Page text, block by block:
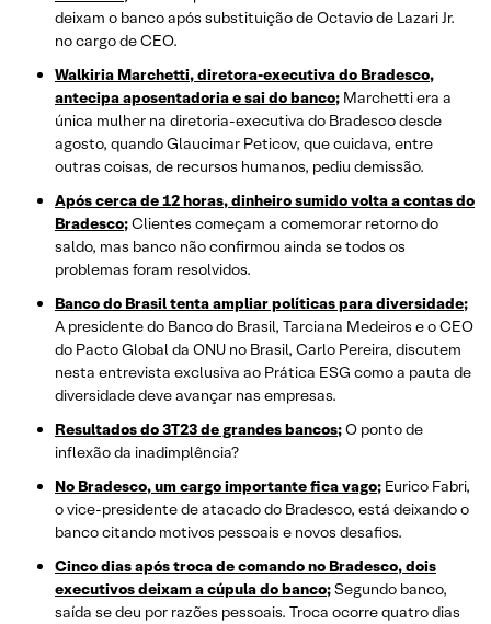
deixam o banco após substituição de Octavio de Lazari Jr.
no cargo de CEO.
Walkiria Marchetti, diretora-executiva do Bradesco,
antecipa aposentadoria e sai do banco; Marchetti era a
única mulher na diretoria-executiva do Bradesco desde
agosto, quando Glaucimar Peticov, que cuidava, entre
outras coisas, de recursos humanos, pediu demissão.
Após cerca de 12 horas, dinheiro sumido volta a contas do
Bradesco;Clientes começam a comemorar retorno do
saldo, mas banco não confirmou ainda se todos os
problemas foram resolvidos.
Banco do Brasil tenta ampliar políticas para diversidade;
A presidente do Banco do Brasil, Tarciana Medeiros e o CEO
do Pacto Global da ONU no Brasil, Carlo Pereira, discutem
nesta entrevista exclusiva ao Prática ESG como a pauta de
diversidade deve avançar nas empresas.
Resultados do 3T23 de grandes bancos;O ponto de
inflexão da inadimplência?
No Bradesco, um cargo importante fica vago; Eurico Fabri,
o vice-presidente de atacado do Bradesco, está deixando o
banco citando motivos pessoais e novos desafios.
Cinco dias após troca de comando no Bradesco, dois
executivos deixam a cúpula do banco;Segundo banco,
saída se deu por razões pessoais. Troca ocorre quatro dias